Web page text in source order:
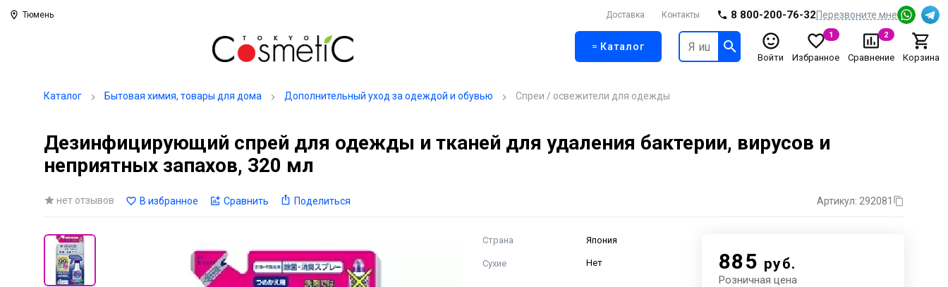
Тюмень Доставка Контакты 8 800-200-76-32Перезвоните мне
Каталог
Войти Избранное
1
Сравнение
2
Корзина
Каталог Бытовая химия, товары для дома Дополнительный уход за одеждой и обувью Спреи / освежители для одежды
Дезинфицирующий спрей для одежды и тканей для удаления бактерии, вирусов и
неприятных запахов, 320 мл
нет отзывов В избранное Сравнить Поделиться Артикул: 292081
Страна Япония
Сухие Нет 885 руб.
Розничная цена